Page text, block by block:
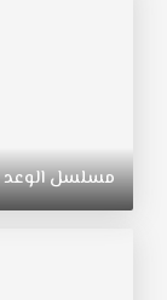
مسلسلالوعد